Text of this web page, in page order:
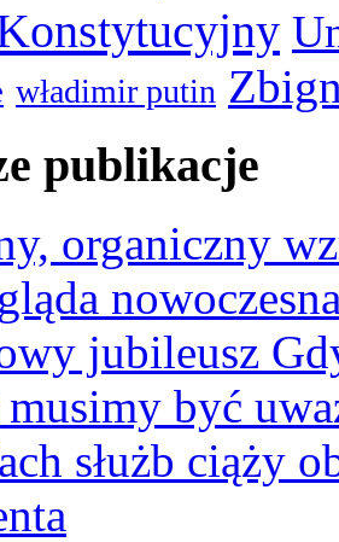
władimir putin
publikacje
organiczny
jubileusz
być
służb ciąży